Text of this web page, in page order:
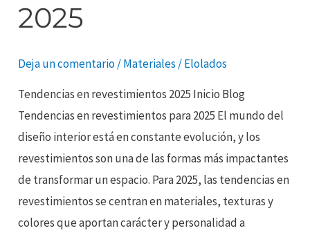
2025
Deja un comentario/Materiales /Elolados
Tendencias en revestimientos 2025 Inicio Blog
Tendencias en revestimientos para 2025 El mundo del
diseño interior está en constante evolución, y los
revestimientos son una de las formas más impactantes
de transformar un espacio. Para 2025, las tendencias en
revestimientos se centran en materiales, texturas y
colores que aportan carácter y personalidad a